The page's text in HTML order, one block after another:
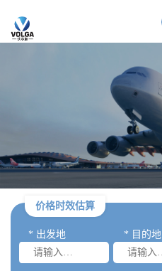
价格时效估算
* 出发地 * 目的地